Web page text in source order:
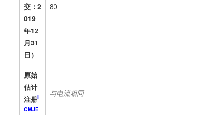
交：2
019
年12
月31
日）
80
原始
估计
注册I
CMJE
与电流相同